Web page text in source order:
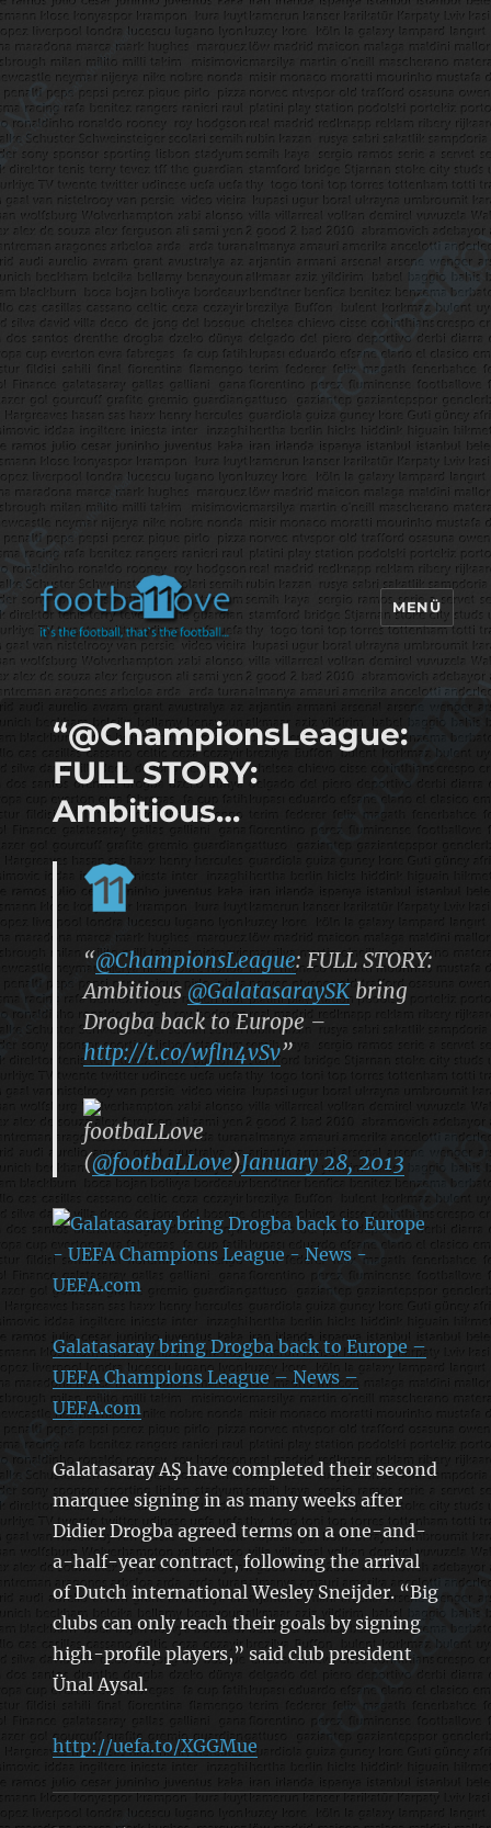
footbaLLove
MENÜ
“@ChampionsLeague:
FULL STORY:
Ambitious…
“@ChampionsLeague: FULL STORY:
Ambitious @GalatasaraySKbring
Drogba back to Europe –
http://t.co/wfln4vSv”
footbaLLove
(@footbaLLove)January 28, 2013
Galatasaray bring Drogba back to Europe –
UEFA Champions League – News –
UEFA.com
Galatasaray AŞ have completed their second
marquee signing in as many weeks after
Didier Drogba agreed terms on a one-and-
a-half-year contract, following the arrival
of Dutch international Wesley Sneijder. “Big
clubs can only reach their goals by signing
high-profile players,” said club president
Ünal Aysal.
http://uefa.to/XGGMue